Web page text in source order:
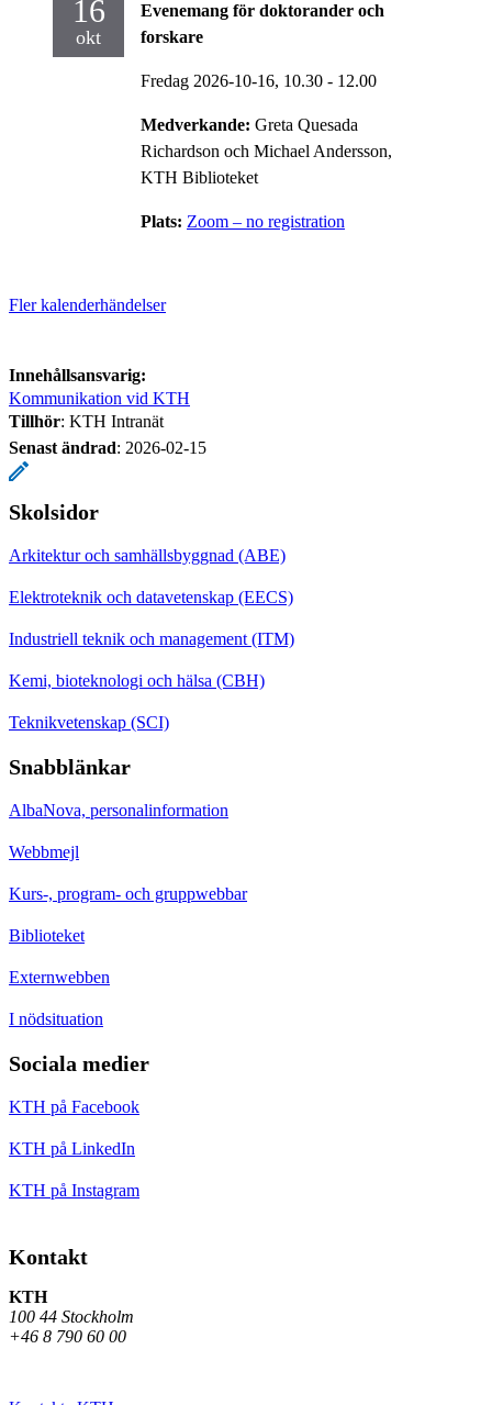
16
okt
Evenemang för doktorander och
forskare
Fredag 2026-10-16, 10.30 - 12.00
Medverkande: Greta Quesada
Richardson och Michael Andersson,
KTH Biblioteket
Plats: Zoom – no registration
Fler kalenderhändelser
Innehållsansvarig:
Kommunikation vid KTH
Tillhör: KTH Intranät
Senast ändrad: 2026-02-15
Skolsidor
Arkitektur och samhällsbyggnad (ABE)
Elektroteknik och datavetenskap (EECS)
Industriell teknik och management (ITM)
Kemi, bioteknologi och hälsa (CBH)
Teknikvetenskap (SCI)
Snabblänkar
AlbaNova, personalinformation
Webbmejl
Kurs-, program- och gruppwebbar
Biblioteket
Externwebben
I nödsituation
Sociala medier
KTH på Facebook
KTH på LinkedIn
KTH på Instagram
Kontakt
KTH
100 44 Stockholm
+46 8 790 60 00